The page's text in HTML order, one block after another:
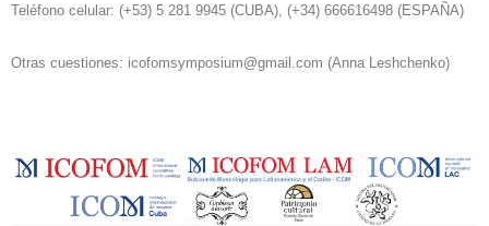
Teléfono celular: (+53) 5 281 9945 (CUBA), (+34) 666616498 (ESPAÑA)
Otras cuestiones: icofomsymposium@gmail.com (Anna Leshchenko)